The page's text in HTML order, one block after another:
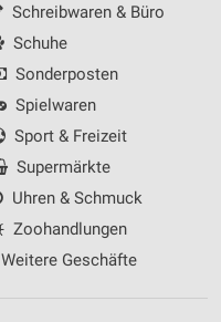
Schreibwaren & Büro
Schuhe
Sonderposten
Spielwaren
Sport & Freizeit
Supermärkte
Uhren & Schmuck
Zoohandlungen
Weitere Geschäfte